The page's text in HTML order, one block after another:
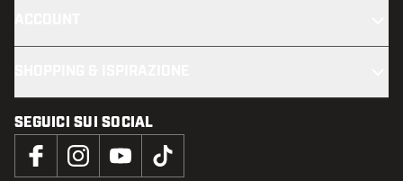
SEGUICI SUI SOCIAL